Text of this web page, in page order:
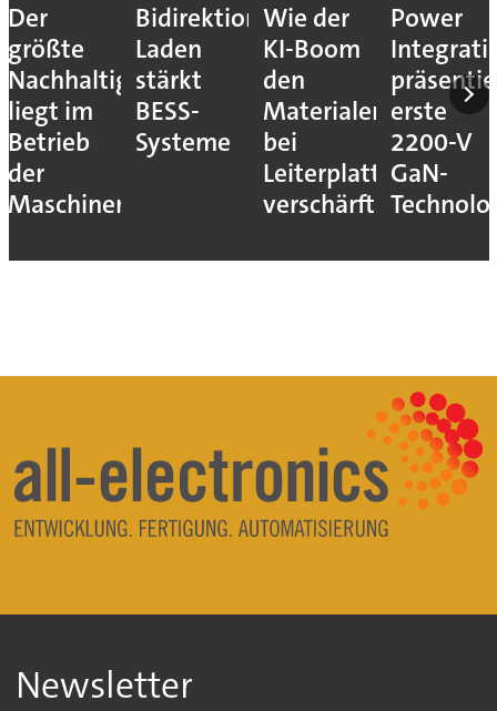
Der
größte
Nachhaltigkeitshebel
liegt im
Betrieb
der
Maschinen
Bidirektionales
Laden
stärkt
BESS-
Systeme
Wie der
KI-Boom
den
Materialengpass
bei
Leiterplatten
verschärft
Power
erste
2200-V
GaN-
Newsletter